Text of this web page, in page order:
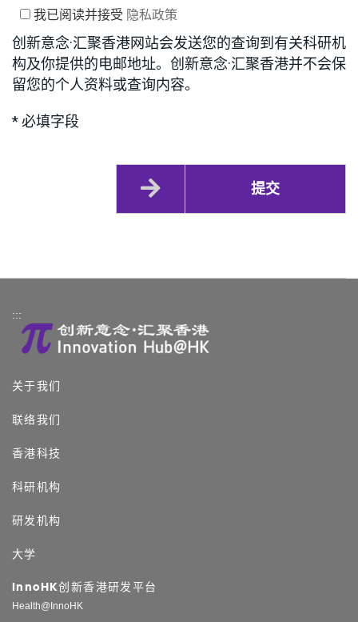
我已阅读并接受 隐私政策
创新意念·汇聚香港网站会发送您的查询到有关科研机
构及你提供的电邮地址。创新意念·汇聚香港并不会保
留您的个人资料或查询内容。
* 必填字段
提交
:::
关于我们
联络我们
香港科技
科研机构
研发机构
大学
InnoHK创新香港研发平台
Health@InnoHK